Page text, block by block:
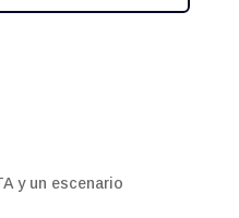
y un escenario